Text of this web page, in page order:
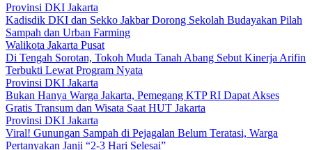
Provinsi DKI Jakarta
Kadisdik DKI dan Sekko Jakbar Dorong Sekolah Budayakan Pilah
Sampah dan Urban Farming
Walikota Jakarta Pusat
Di Tengah Sorotan, Tokoh Muda Tanah Abang Sebut Kinerja Arifin
Terbukti Lewat Program Nyata
Provinsi DKI Jakarta
Bukan Hanya Warga Jakarta, Pemegang KTP RI Dapat Akses
Gratis Transum dan Wisata Saat HUT Jakarta
Provinsi DKI Jakarta
Viral! Gunungan Sampah di Pejagalan Belum Teratasi, Warga
Pertanyakan Janji “2-3 Hari Selesai”